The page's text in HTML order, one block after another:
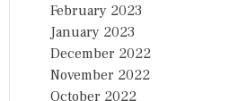
February 2023
January 2023
December 2022
November 2022
October 2022